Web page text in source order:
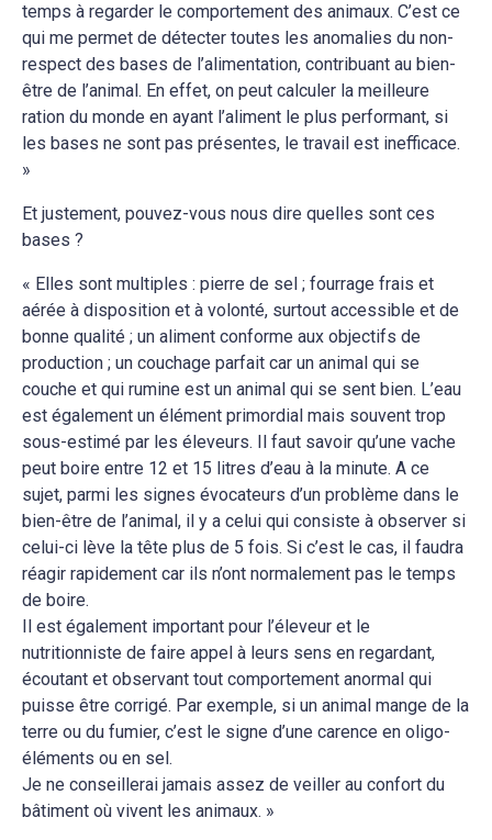
temps à regarder le comportement des animaux. C’est ce
qui me permet de détecter toutes les anomalies du non-
respect des bases de l’alimentation, contribuant au bien-
être de l’animal. En effet, on peut calculer la meilleure
ration du monde en ayant l’aliment le plus performant, si
les bases ne sont pas présentes, le travail est inefficace.
»
Et justement, pouvez-vous nous dire quelles sont ces
bases ?
« Elles sont multiples : pierre de sel ; fourrage frais et
aérée à disposition et à volonté, surtout accessible et de
bonne qualité ; un aliment conforme aux objectifs de
production ; un couchage parfait car un animal qui se
couche et qui rumine est un animal qui se sent bien. L’eau
est également un élément primordial mais souvent trop
sous-estimé par les éleveurs. Il faut savoir qu’une vache
peut boire entre 12 et 15 litres d’eau à la minute. A ce
sujet, parmi les signes évocateurs d’un problème dans le
bien-être de l’animal, il y a celui qui consiste à observer si
celui-ci lève la tête plus de 5 fois. Si c’est le cas, il faudra
réagir rapidement car ils n’ont normalement pas le temps
de boire.
Il est également important pour l’éleveur et le
nutritionniste de faire appel à leurs sens en regardant,
écoutant et observant tout comportement anormal qui
puisse être corrigé. Par exemple, si un animal mange de la
terre ou du fumier, c’est le signe d’une carence en oligo-
éléments ou en sel.
Je ne conseillerai jamais assez de veiller au confort du
bâtiment où vivent les animaux. »